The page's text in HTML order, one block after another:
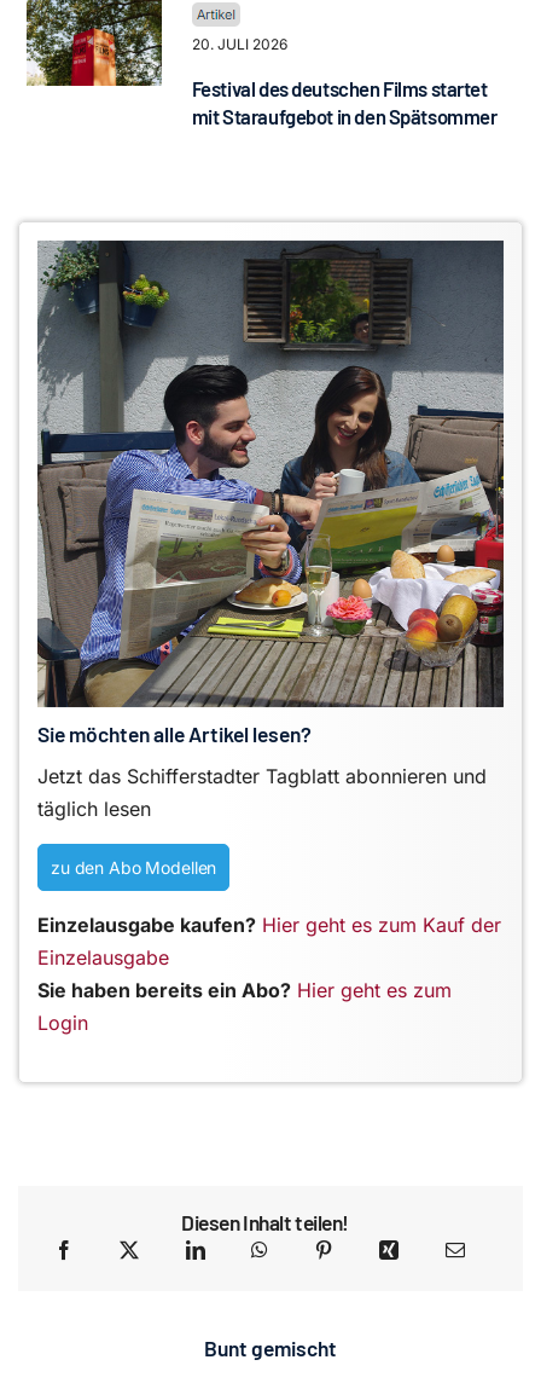
20. JULI 2026
Festival des deutschen Films startet
mit Staraufgebot in den Spätsommer
Sie möchten alle Artikel lesen?
Jetzt das Schifferstadter Tagblatt abonnieren und
täglich lesen
zu den Abo Modellen
Einzelausgabe kaufen? Hier geht es zum Kauf der
Einzelausgabe
Sie haben bereits ein Abo? Hier geht es zum
Login
Diesen Inhalt teilen!
Bunt gemischt